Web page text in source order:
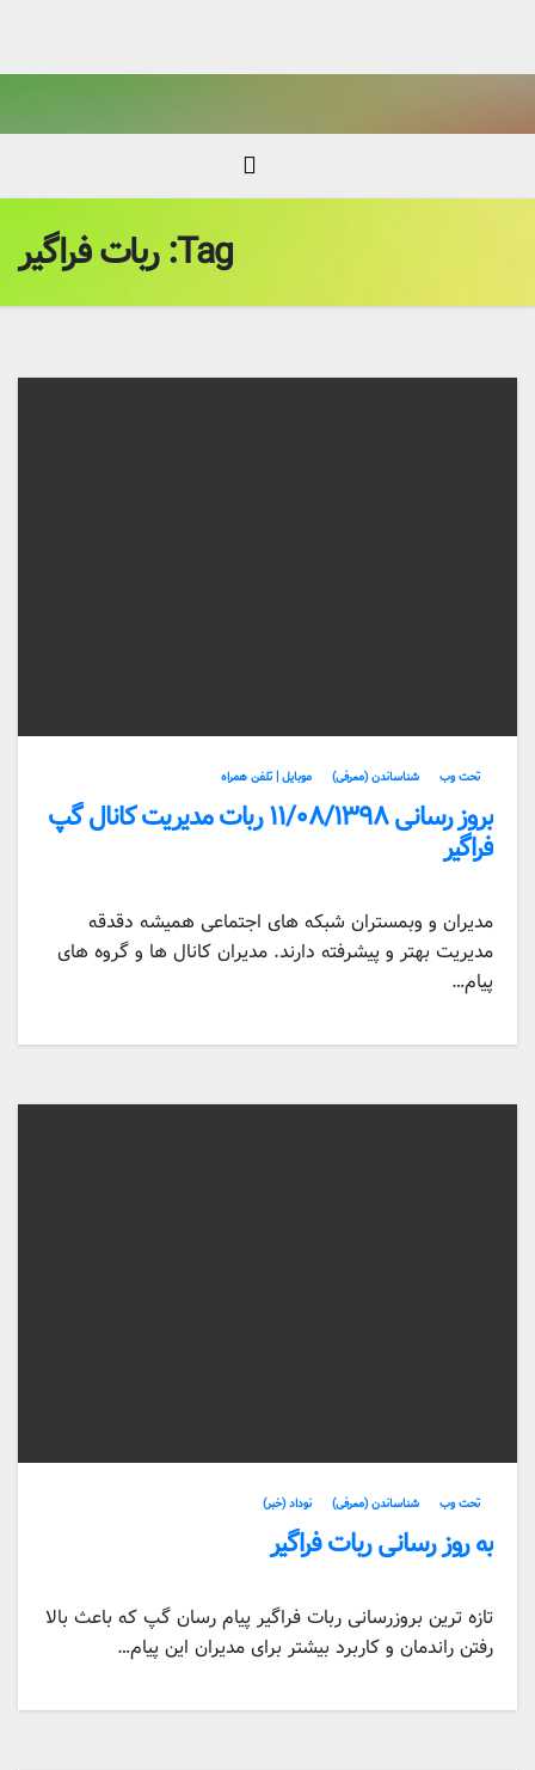
Tag: ربات فراگیر
تحت وب شناساندن (معرفی) موبایل | تلفن همراه
بروز رسانی ۱۱/۰۸/۱۳۹۸ ربات مدیریت کانال گپ
فراگیر
مدیران و وبمستران شبکه های اجتماعی همیشه دقدقه
مدیریت بهتر و پیشرفته دارند. مدیران کانال ها و گروه های
پیام…
تحت وب شناساندن (معرفی) نوداد (خبر)
به روز رسانی ربات فراگیر
تازه ترین بروزرسانی ربات فراگیر پیام رسان گپ که باعث بالا
رفتن راندمان و کاربرد بیشتر برای مدیران این پیام…